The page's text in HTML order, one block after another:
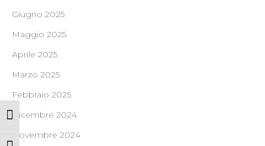
Attiva/disattiva alto contrasto
Giugno 2025
Maggio 2025
Aprile 2025
Marzo 2025
Febbraio 2025
Dicembre 2024
Novembre 2024